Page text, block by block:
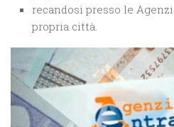
recandosi presso le
propria città.